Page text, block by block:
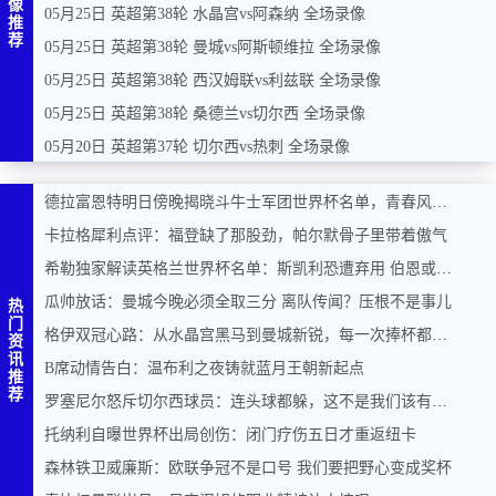
像
推
荐
05月25日 英超第38轮 水晶宫vs阿森纳 全场录像
05月25日 英超第38轮 曼城vs阿斯顿维拉 全场录像
05月25日 英超第38轮 西汉姆联vs利兹联 全场录像
05月25日 英超第38轮 桑德兰vs切尔西 全场录像
05月20日 英超第37轮 切尔西vs热刺 全场录像
热
门
资
讯
推
荐
德拉富恩特明日傍晚揭晓斗牛士军团世界杯名单，青春风暴能否席卷美加墨？
卡拉格犀利点评：福登缺了那股劲，帕尔默骨子里带着傲气
希勒独家解读英格兰世界杯名单：斯凯利恐遭弃用 伯恩或力压马奎尔入围
瓜帅放话：曼城今晚必须全取三分 离队传闻？压根不是事儿
格伊双冠心路：从水晶宫黑马到曼城新锐，每一次捧杯都是奇迹
B席动情告白：温布利之夜铸就蓝月王朝新起点
罗塞尼尔怒斥切尔西球员：连头球都躲，这不是我们该有的样子
托纳利自曝世界杯出局创伤：闭门疗伤五日才重返纽卡
森林铁卫威廉斯：欧联争冠不是口号 我们要把野心变成奖杯